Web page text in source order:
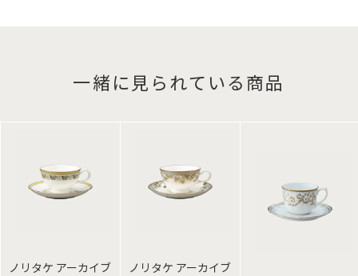
一緒に見られている商品
ノリタケ アーカイブ
ノリタケ アーカイブ